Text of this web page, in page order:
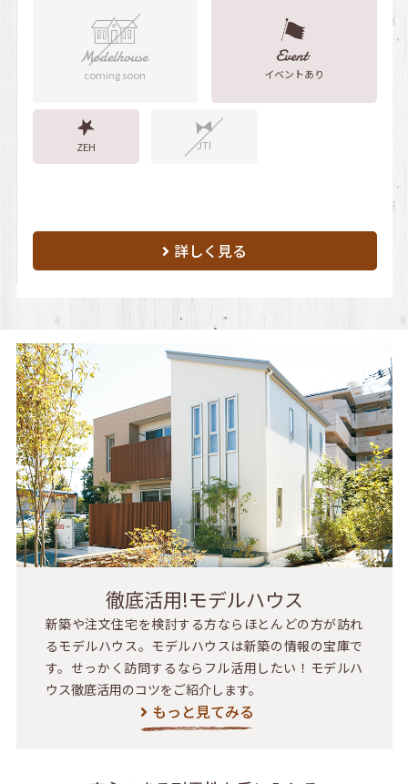
coming soon イベントあり
ZEH JTI
詳しく見る
徹底活用!モデルハウス
新築や注文住宅を検討する方ならほとんどの方が訪れ
るモデルハウス。モデルハウスは新築の情報の宝庫で
す。せっかく訪問するならフル活用したい！モデルハ
ウス徹底活用のコツをご紹介します。
もっと見てみる